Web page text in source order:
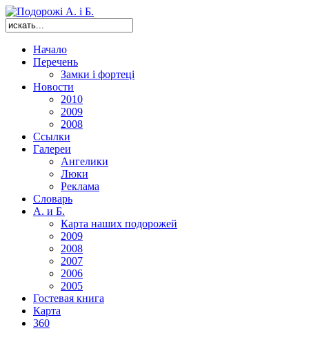
Начало
Перечень
Замки і фортеці
Новости
2010
2009
2008
Ссылки
Галереи
Ангелики
Люки
Реклама
Словарь
А. и Б.
Карта наших подорожей
2009
2008
2007
2006
2005
Гостевая книга
Карта
360